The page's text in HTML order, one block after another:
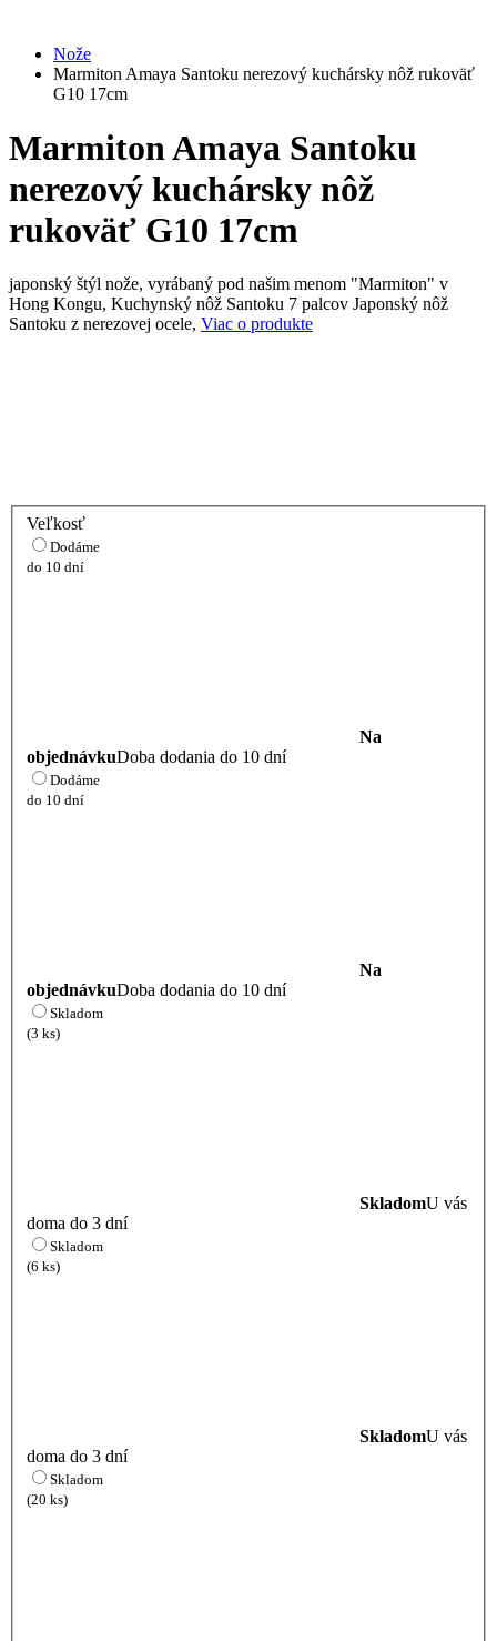
Nože
Marmiton Amaya Santoku nerezový kuchársky nôž rukoväť
G10 17cm
Marmiton Amaya Santoku
nerezový kuchársky nôž
rukoväť G10 17cm
japonský štýl nože, vyrábaný pod našim menom "Marmiton" v
Hong Kongu, Kuchynský nôž Santoku 7 palcov Japonský nôž
Santoku z nerezovej ocele, Viac o produkte
Veľkosť
Dodáme
do 10 dní
Na
objednávkuDoba dodania do 10 dní
Dodáme
do 10 dní
Na
objednávkuDoba dodania do 10 dní
Skladom
(3 ks)
SkladomU vás
doma do 3 dní
Skladom
(6 ks)
SkladomU vás
doma do 3 dní
Skladom
(20 ks)